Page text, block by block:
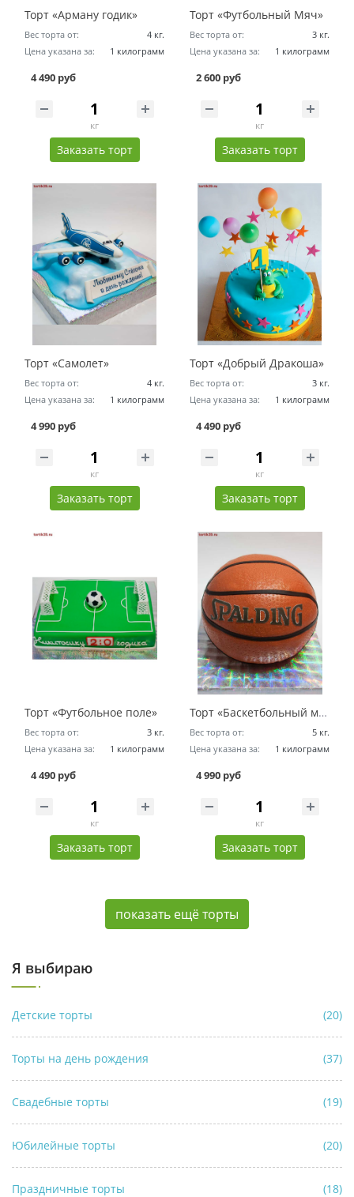
Торт «Арману годик»
Вес торта от:
4 кг.
Цена указана за:
1 килограмм
4 490 руб
кг
Заказать торт
Торт «Футбольный Мяч»
Вес торта от:
3 кг.
Цена указана за:
1 килограмм
2 600 руб
кг
Заказать торт
Торт «Самолет»
Вес торта от:
4 кг.
Цена указана за:
1 килограмм
4 990 руб
кг
Заказать торт
Торт «Добрый Дракоша»
Вес торта от:
3 кг.
Цена указана за:
1 килограмм
4 490 руб
кг
Заказать торт
Торт «Футбольное поле»
Вес торта от:
3 кг.
Цена указана за:
1 килограмм
4 490 руб
кг
Заказать торт
Торт «Баскетбольный мяч»
Вес торта от:
5 кг.
Цена указана за:
1 килограмм
4 990 руб
кг
Заказать торт
показать ещё торты
Я выбираю
Детские торты (20)
Торты на день рождения (37)
Свадебные торты (19)
Юбилейные торты (20)
Праздничные торты (18)